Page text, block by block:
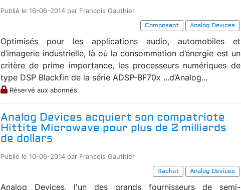
Publié le 16-06-2014 par Francois Gauthier
Composant
Analog Devices
Optimisés pour les applications audio, automobiles et
d’imagerie industrielle, là où la consommation d’énergie est un
critère de prime importance, les processeurs numériques de
type DSP Blackfin de la série ADSP-BF70x ...d’Analog...
Réservé aux abonnés
Analog Devices acquiert son compatriote
Hittite Microwave pour plus de 2 milliards
de dollars
Publié le 10-06-2014 par Francois Gauthier
Rachat
Analog Devices
Analog Devices, l'un des grands fournisseurs de semi-